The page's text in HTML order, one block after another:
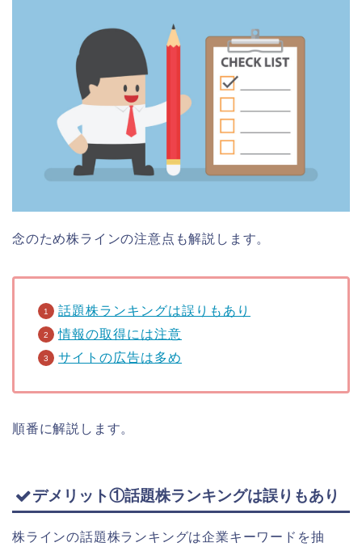
念のため株ラインの注意点も解説します。
話題株ランキングは誤りもあり
情報の取得には注意
サイトの広告は多め
順番に解説します。
デメリット①話題株ランキングは誤りもあり
株ラインの話題株ランキングは企業キーワードを抽